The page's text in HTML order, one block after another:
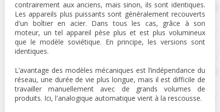
contrairement aux anciens, mais sinon, ils sont identiques.
Les appareils plus puissants sont généralement recouverts
d'un boîtier en acier. Dans tous les cas, grâce à son
moteur, un tel appareil pèse plus et est plus volumineux
que le modèle soviétique. En principe, les versions sont
identiques.
L’avantage des modèles mécaniques est l’indépendance du
réseau, une durée de vie plus longue, mais il est difficile de
travailler manuellement avec de grands volumes de
produits. Ici, l'analogique automatique vient à la rescousse.